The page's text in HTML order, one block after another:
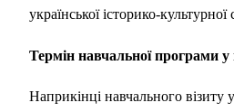
української історико-
Термін навчальної програми
Наприкінці навчального візиту